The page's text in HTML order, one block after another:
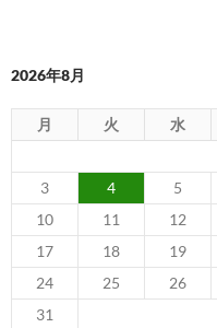
2026年8月
月 火 水
3
4 5
10
11 12
17
18 19
24
25 26
31